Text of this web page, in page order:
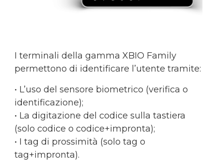
I terminali della gamma XBIO Family
permettono di identificare l’utente tramite:
• L’uso del sensore biometrico (verifica o
identificazione);
• La digitazione del codice sulla tastiera
(solo codice o codice+impronta);
• I tag di prossimità (solo tag o
tag+impronta).